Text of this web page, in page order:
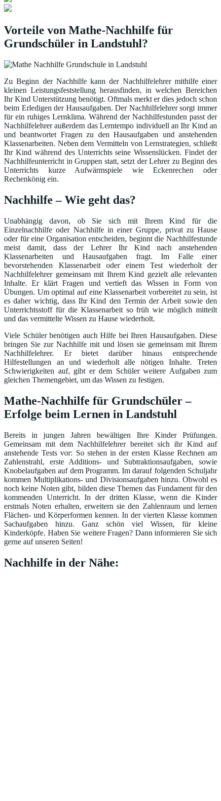
Vorteile von Mathe-Nachhilfe für
Grundschüler in Landstuhl?
Zu Beginn der Nachhilfe kann der Nachhilfelehrer mithilfe einer
kleinen Leistungsfeststellung herausfinden, in welchen Bereichen
Ihr Kind Unterstützung benötigt. Oftmals merkt er dies jedoch schon
beim Erledigen der Hausaufgaben. Der Nachhilfelehrer sorgt immer
für ein ruhiges Lernklima. Während der Nachhilfestunden passt der
Nachhilfelehrer außerdem das Lerntempo individuell an Ihr Kind an
und beantwortet Fragen zu den Hausaufgaben und anstehenden
Klassenarbeiten. Neben dem Vermitteln von Lernstrategien, schließt
Ihr Kind während des Unterrichts seine Wissenslücken. Findet der
Nachhilfeunterricht in Gruppen statt, setzt der Lehrer zu Beginn des
Unterrichts kurze Aufwärmspiele wie Eckenrechen oder
Rechenkönig ein.
Nachhilfe – Wie geht das?
Unabhängig davon, ob Sie sich mit Ihrem Kind für die
Einzelnachhilfe oder Nachhilfe in einer Gruppe, privat zu Hause
oder für eine Organisation entscheiden, beginnt die Nachhilfestunde
meist damit, dass der Lehrer Ihr Kind nach anstehenden
Klassenarbeiten und Hausaufgaben fragt. Im Falle einer
bevorstehenden Klassenarbeit oder einem Test wiederholt der
Nachhilfelehrer gemeinsam mit Ihrem Kind gezielt alle relevanten
Inhalte. Er klärt Fragen und vertieft das Wissen in Form von
Übungen. Um optimal auf eine Klassenarbeit vorbereitet zu sein, ist
es daher wichtig, dass Ihr Kind den Termin der Arbeit sowie den
Unterrichtsstoff für die Klassenarbeit so früh wie möglich mitteilt
und das vermittelte Wissen zu Hause wiederholt.
Viele Schüler benötigen auch Hilfe bei Ihren Hausaufgaben. Diese
bringen Sie zur Nachhilfe mit und lösen sie gemeinsam mit Ihrem
Nachhilfelehrer. Er bietet darüber hinaus entsprechende
Hilfestellungen an und wiederholt alle nötigen Inhalte. Treten
Schwierigkeiten auf, gibt er dem Schüler weitere Aufgaben zum
gleichen Themengebiet, um das Wissen zu festigen.
Mathe-Nachhilfe für Grundschüler –
Erfolge beim Lernen in Landstuhl
Bereits in jungen Jahren bewältigen Ihre Kinder Prüfungen.
Gemeinsam mit dem Nachhilfelehrer bereitet sich ihr Kind auf
anstehende Tests vor: So stehen in der ersten Klasse Rechnen am
Zahlenstrahl, erste Additions- und Subtraktionsaufgaben, sowie
Knobelaufgaben auf dem Programm. Im darauf folgenden Schuljahr
kommen Multiplikations- und Divisionsaufgaben hinzu. Obwohl es
noch keine Noten gibt, bilden diese Themen das Fundament für den
kommenden Unterricht. In der dritten Klasse, wenn die Kinder
erstmals Noten erhalten, erweitern sie den Zahlenraum und lernen
Flächen- und Körperformen kennen. In der vierten Klasse kommen
Sachaufgaben hinzu. Ganz schön viel Wissen, für kleine
Kinderköpfe. Haben Sie weitere Fragen? Dann informieren Sie sich
gerne auf unseren Seiten!
Nachhilfe in der Nähe: